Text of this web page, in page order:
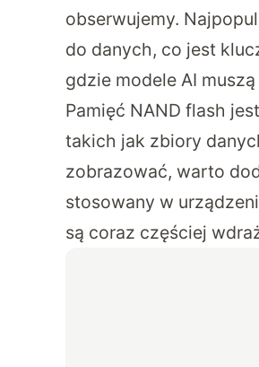
obserwujemy.
do danych, co jest
gdzie modele AI
Pamięć NAND flash
takich jak zbiory
zobrazować, warto
stosowany w
są coraz częściej